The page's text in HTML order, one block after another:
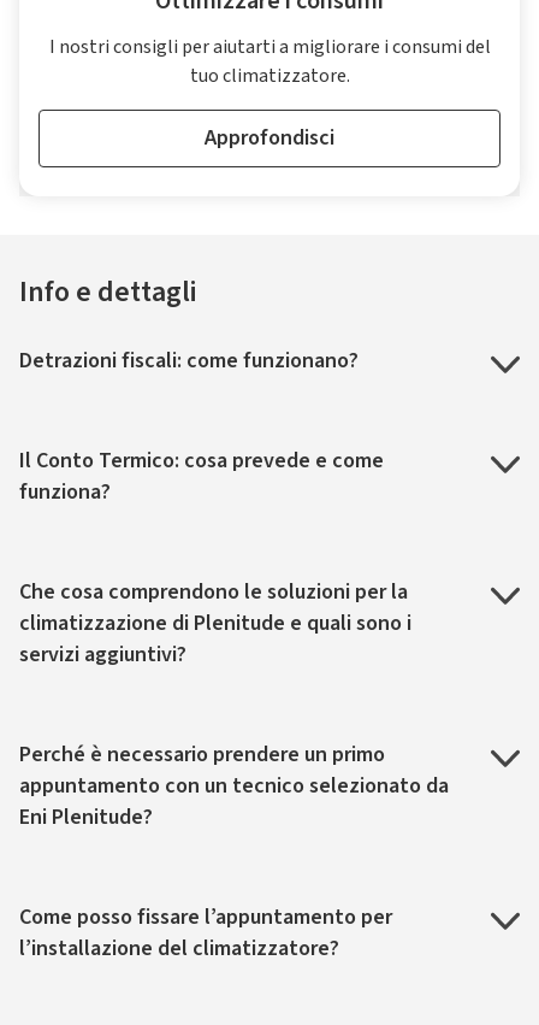
I nostri consigli per aiutarti a migliorare i consumi del
tuo climatizzatore.
Approfondisci
Info e dettagli
Detrazioni fiscali: come funzionano?
Il Conto Termico: cosa prevede e come
funziona?
Che cosa comprendono le soluzioni per la
climatizzazione di Plenitude e quali sono i
servizi aggiuntivi?
Perché è necessario prendere un primo
appuntamento con un tecnico selezionato da
Eni Plenitude?
Come posso fissare l’appuntamento per
l’installazione del climatizzatore?